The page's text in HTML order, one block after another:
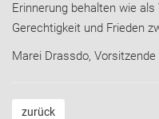
Erinnerung behalten wie
Gerechtigkeit und Frieden
Marei Drassdo, Vorsitzende
zurück